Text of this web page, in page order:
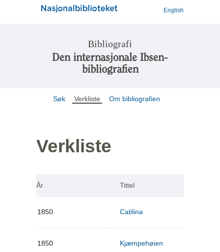
English
Bibliografi
Den internasjonale Ibsen-
bibliografien
Søk Verkliste Om bibliografien
Verkliste
År Tittel
1850 Catilina
1850 Kjæmpehøien